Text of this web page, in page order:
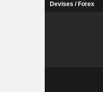
Devises / Forex